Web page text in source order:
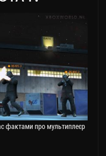
фактами про мультиплеєр